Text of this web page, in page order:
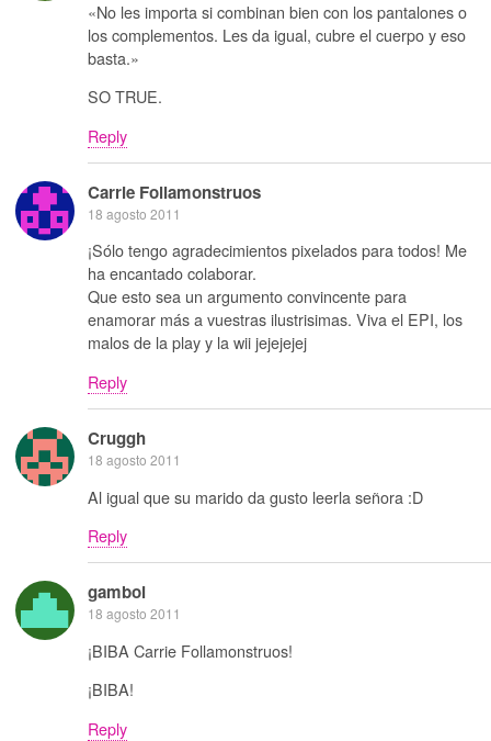
«No les importa si combinan bien con los pantalones o
los complementos. Les da igual, cubre el cuerpo y eso
basta.»
SO TRUE.
Reply
Carrie Follamonstruos
18 agosto 2011
¡Sólo tengo agradecimientos pixelados para todos! Me
ha encantado colaborar.
Que esto sea un argumento convincente para
enamorar más a vuestras ilustrisimas. Viva el EPI, los
malos de la play y la wii jejejejej
Reply
Cruggh
18 agosto 2011
Al igual que su marido da gusto leerla señora :D
Reply
gamboi
18 agosto 2011
¡BIBA Carrie Follamonstruos!
¡BIBA!
Reply